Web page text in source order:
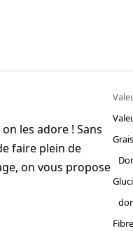
les adore ! Sans
faire plein de
on vous propose